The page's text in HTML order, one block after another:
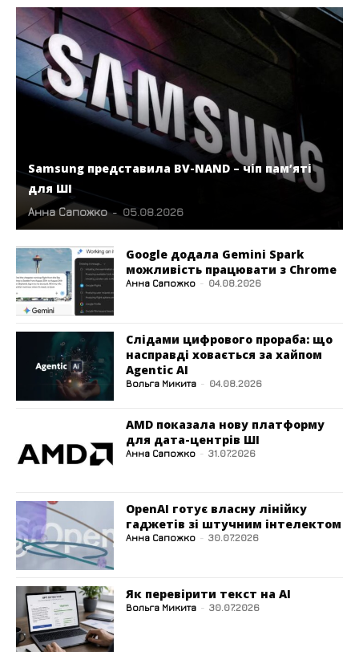
Samsung представила BV-NAND – чіп пам’яті
для ШІ
Анна Сапожко - 05.08.2026
Google додала Gemini Spark
можливість працювати з Chrome
Анна Сапожко - 04.08.2026
Слідами цифрового прораба: що
насправді ховається за хайпом
Agentic AI
Вольга Микита - 04.08.2026
AMD показала нову платформу
для дата-центрів ШІ
Анна Сапожко - 31.07.2026
OpenAI готує власну лінійку
гаджетів зі штучним інтелектом
Анна Сапожко - 30.07.2026
Як перевірити текст на AI
Вольга Микита - 30.07.2026